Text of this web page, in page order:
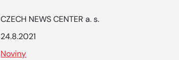
CZECH NEWS CENTER a. s.
24.8.2021
Noviny